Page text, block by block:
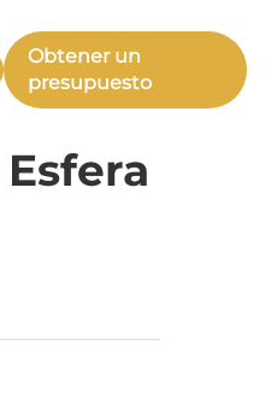
Obtener un
presupuesto